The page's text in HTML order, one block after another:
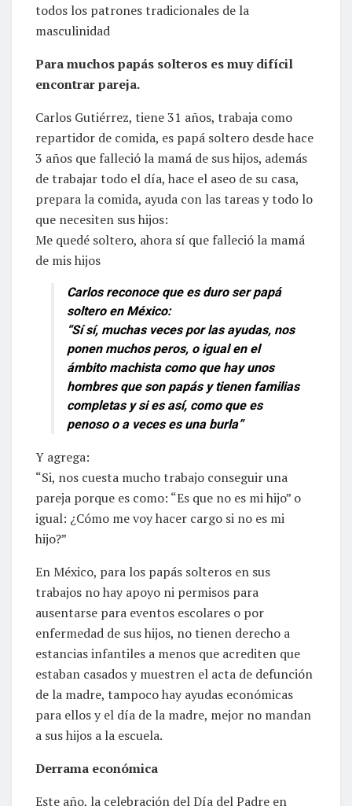
todos los patrones tradicionales de la
masculinidad
Para muchos papás solteros es muy difícil
encontrar pareja.
Carlos Gutiérrez, tiene 31 años, trabaja como
repartidor de comida, es papá soltero desde hace
3 años que falleció la mamá de sus hijos, además
de trabajar todo el día, hace el aseo de su casa,
prepara la comida, ayuda con las tareas y todo lo
que necesiten sus hijos:
Me quedé soltero, ahora sí que falleció la mamá
de mis hijos
Carlos reconoce que es duro ser papá
soltero en México:
“Sí sí, muchas veces por las ayudas, nos
ponen muchos peros, o igual en el
ámbito machista como que hay unos
hombres que son papás y tienen familias
completas y si es así, como que es
penoso o a veces es una burla”
Y agrega:
“Si, nos cuesta mucho trabajo conseguir una
pareja porque es como: “Es que no es mi hijo” o
igual: ¿Cómo me voy hacer cargo si no es mi
hijo?”
En México, para los papás solteros en sus
trabajos no hay apoyo ni permisos para
ausentarse para eventos escolares o por
enfermedad de sus hijos, no tienen derecho a
estancias infantiles a menos que acrediten que
estaban casados y muestren el acta de defunción
de la madre, tampoco hay ayudas económicas
para ellos y el día de la madre, mejor no mandan
a sus hijos a la escuela.
Derrama económica
Este año, la celebración del Día del Padre en